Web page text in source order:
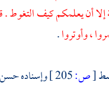
إلا أن يعلمكم كيف التغوط .
، وأوتروا.
[ص: وإسناده